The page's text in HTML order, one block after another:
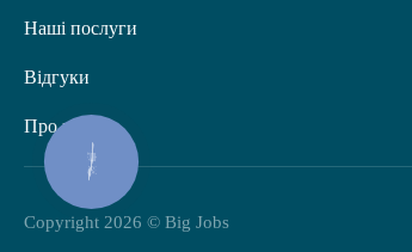
Наші послуги
Відгуки
Про нас
Copyright 2026 © Big Jobs
КНОПКА
ЗВ'ЯЗКУ